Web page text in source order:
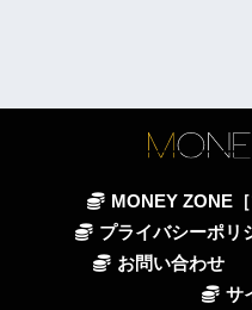
MONEY ZONE
プライバシーポリ
お問い合わせ
サ